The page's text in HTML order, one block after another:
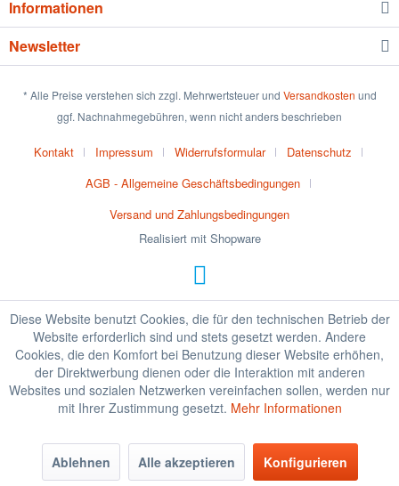
Informationen
Newsletter
* Alle Preise verstehen sich zzgl. Mehrwertsteuer und Versandkosten und
ggf. Nachnahmegebühren, wenn nicht anders beschrieben
Kontakt Impressum Widerrufsformular
Datenschutz
AGB - Allgemeine Geschäftsbedingungen
Versand und Zahlungsbedingungen
Realisiert mit Shopware
Diese Website benutzt Cookies, die für den technischen Betrieb der
Website erforderlich sind und stets gesetzt werden. Andere
Cookies, die den Komfort bei Benutzung dieser Website erhöhen,
der Direktwerbung dienen oder die Interaktion mit anderen
Websites und sozialen Netzwerken vereinfachen sollen, werden nur
mit Ihrer Zustimmung gesetzt. Mehr Informationen
Ablehnen Alle akzeptieren Konfigurieren